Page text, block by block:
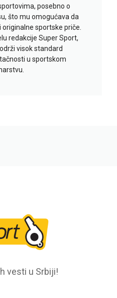
posebno o
što mu omogućava da
sportske priče.
redakcije Super Sport,
visok standard
u sportskom
vesti u Srbiji!